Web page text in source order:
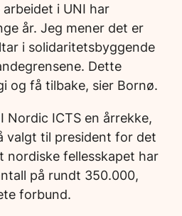
i UNI har
år. Jeg mener det er
i solidaritetsbyggende
Dette
og få tilbake, sier Bornø.
Nordic ICTS en årrekke,
valgt til president for det
nordiske fellesskapet har
på rundt 350.000,
forbund.